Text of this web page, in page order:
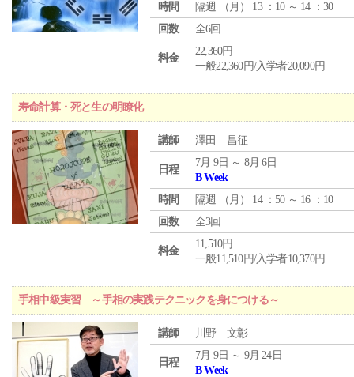
時間
隔週 （ 月 ） 13 ：10 ～ 14 ：30
回数
全6回
料金
22,360円
一般22,360円/入学者20,090円
寿命計算・死と生の明瞭化
講師 澤田 昌征
日程
7月 9日 ～ 8月 6日
B Week
時間
隔週 （ 月 ） 14 ：50 ～ 16 ：10
回数
全3回
料金
11,510円
一般11,510円/入学者10,370円
手相中級実習 ～手相の実践テクニックを身につける～
講師 川野 文彰
日程
7月 9日 ～ 9月 24日
B Week